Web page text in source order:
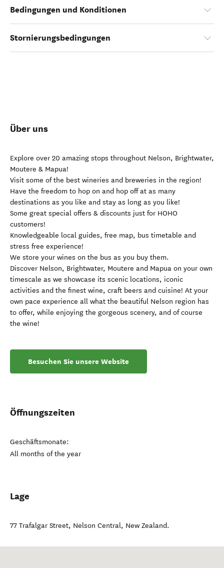
Bedingungen und Konditionen
Stornierungsbedingungen
Über uns
Explore over 20 amazing stops throughout Nelson, Brightwater,
Moutere & Mapua!
Visit some of the best wineries and breweries in the region!
Have the freedom to hop on and hop off at as many
destinations as you like and stay as long as you like!
Some great special offers & discounts just for HOHO
customers!
Knowledgeable local guides, free map, bus timetable and
stress free experience!
We store your wines on the bus as you buy them.
Discover Nelson, Brightwater, Moutere and Mapua on your own
timescale as we showcase its scenic locations, iconic
activities and the finest wine, craft beers and cuisine! At your
own pace experience all what the beautiful Nelson region has
to offer, while enjoying the gorgeous scenery, and of course
the wine!
Besuchen Sie unsere Website
Öffnungszeiten
Geschäftsmonate:
All months of the year
Lage
77 Trafalgar Street, Nelson Central, New Zealand.